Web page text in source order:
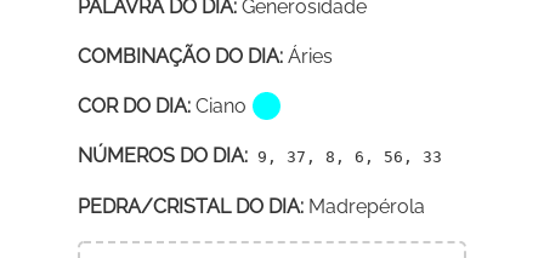
PALAVRA DO DIA: Generosidade
COMBINAÇÃO DO DIA: Áries
COR DO DIA: Ciano
NÚMEROS DO DIA: 9, 37, 8, 6, 56, 33
PEDRA/CRISTAL DO DIA: Madrepérola